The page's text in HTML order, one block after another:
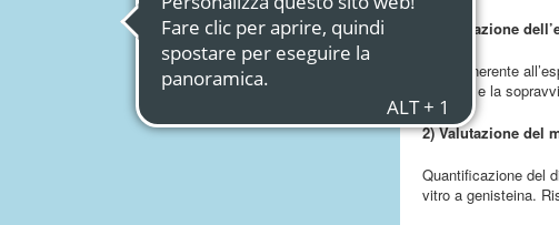
1) Valutazione
Studio inerente
proteina e la
2) Valutazione del
Quantificazione del
vitro a genisteina.